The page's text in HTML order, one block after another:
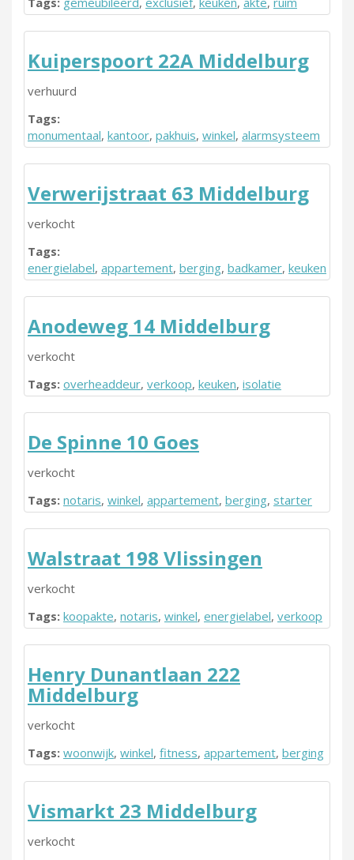
Kuiperspoort 22A Middelburg
verhuurd
Tags:
monumentaal, kantoor, pakhuis, winkel, alarmsysteem
Verwerijstraat 63 Middelburg
verkocht
Tags:
energielabel, appartement, berging, badkamer, keuken
Anodeweg 14 Middelburg
verkocht
Tags: overheaddeur, verkoop, keuken, isolatie
De Spinne 10 Goes
verkocht
Tags: notaris, winkel, appartement, berging, starter
Walstraat 198 Vlissingen
verkocht
Tags: koopakte, notaris, winkel, energielabel, verkoop
Henry Dunantlaan 222
Middelburg
verkocht
Tags: woonwijk, winkel, fitness, appartement, berging
Vismarkt 23 Middelburg
verkocht